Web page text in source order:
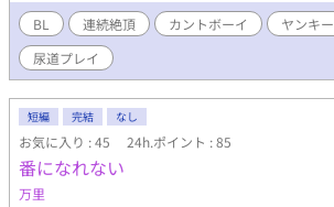
BL 連続絶頂 カントボーイ ヤンキ
尿道プレイ
短編 完結 なし
お気に入り : 45 24h.ポイント : 85
番になれない
万里